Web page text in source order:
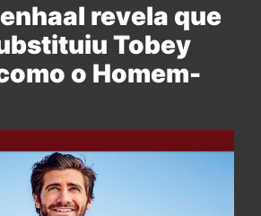
revela que
Tobey
o Homem-